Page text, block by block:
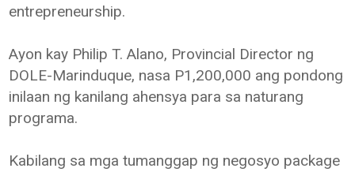
entrepreneurship.
Ayon kay Philip T. Alano, Provincial Director ng
DOLE-Marinduque, nasa P1,200,000 ang pondong
inilaan ng kanilang ahensya para sa naturang
programa.
Kabilang sa mga tumanggap ng negosyo package